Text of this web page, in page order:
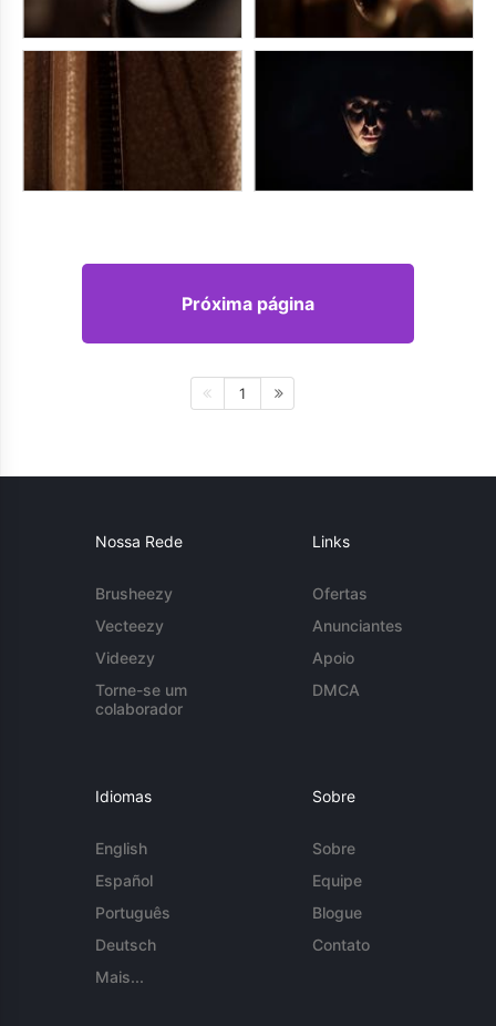
Próxima página
1
Nossa Rede
Brusheezy
Vecteezy
Videezy
Torne-se um
colaborador
Links
Ofertas
Anunciantes
Apoio
DMCA
Idiomas
English
Español
Português
Deutsch
Mais...
Sobre
Sobre
Equipe
Blogue
Contato